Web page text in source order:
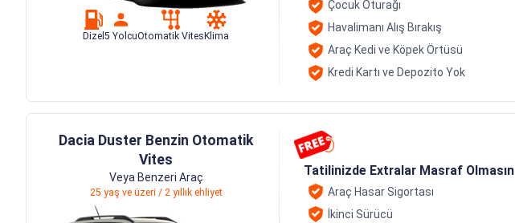
Dizel5 YolcuOtomatik Vites Klima
Çocuk Oturağı
Havalimanı Alış Bırakış
Araç Kedi ve Köpek Örtüsü
Kredi Kartı ve Depozito Yok
Dacia Duster Benzin Otomatik
Vites
Veya Benzeri Araç
25 yaş ve üzeri / 2 yıllık ehliyet
Tatilinizde Extralar Masraf Olmasın
Araç Hasar Sigortası
İkinci Sürücü